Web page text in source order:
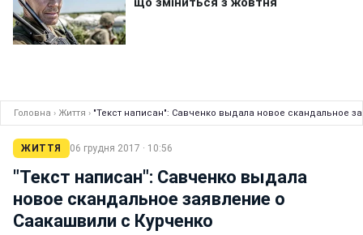
Головна › Життя › "Текст написан": Савченко выдала новое скандальное
ЖИТТЯ 06 грудня 2017 · 10:56
"Текст написан": Савченко выдала
новое скандальное заявление о
Саакашвили c Курченко